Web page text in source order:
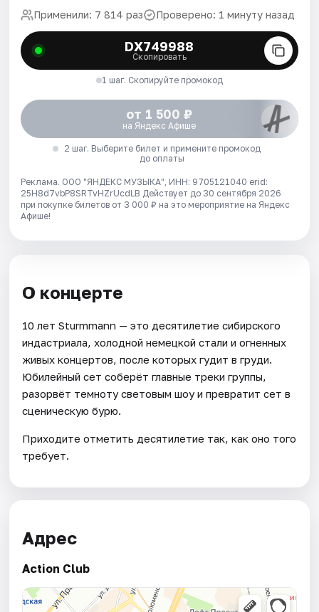
Применили: 7 814 раз Проверено: 1 минуту назад
DX749988
Скопировать
1 шаг. Скопируйте промокод
от 1 500 ₽
на Яндекс Афише
2 шаг. Выберите билет и примените промокод
до оплаты
Реклама. ООО "ЯНДЕКС МУЗЫКА", ИНН: 9705121040 erid:
25H8d7vbP8SRTvHZrUcdLB Действует до 30 сентября 2026
при покупке билетов от 3 000 ₽ на это мероприятие на Яндекс
Афише!
О концерте
10 лет Sturmmann — это десятилетие сибирского
индастриала, холодной немецкой стали и огненных
живых концертов, после которых гудит в груди.
Юбилейный сет соберёт главные треки группы,
разорвёт темноту световым шоу и превратит сет в
сценическую бурю.
Приходите отметить десятилетие так, как оно того
требует.
Адрес
Action Club